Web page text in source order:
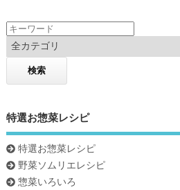
k
特選お惣菜レシピ
特選お惣菜レシピ
野菜ソムリエレシピ
惣菜いろいろ